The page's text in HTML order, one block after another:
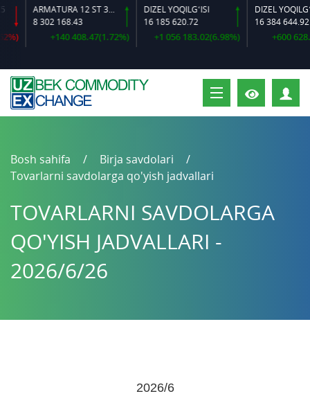
ARMATURA 12 ST 35 GS O‘LCHAMLI
8 302 168.43
+140 408.47(1.72%)
DIZEL YOQILG‘ISI
16 185 620.72
+1 056 183.02(6.98%)
16 384 644.92
+600
Bosh sahifa
Birja savdolari
Tovarlarni savdolarga qo'yish jadvallari
TOVARLARNI SAVDOLARGA
QO'YISH JADVALLARI -
2026/6/26
2026/6